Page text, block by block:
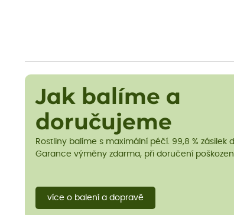
Jak balíme a
doručujeme
Rostliny balíme s maximální péčí. 99,8 % zásilek
Garance výměny zdarma, při doručení
více o balení a dopravě